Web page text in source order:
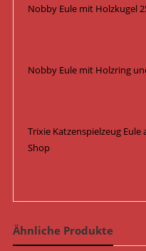
Nobby Eule mit Holzkugel
Nobby Eule mit Holzring
Trixie Katzenspielzeug
Shop
Ähnliche Produkte